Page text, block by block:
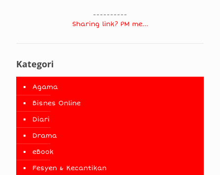
----------
Sharing link? PM me...
Kategori
Agama
Bisnes Online
Diari
Drama
eBook
Fesyen & Kecantikan